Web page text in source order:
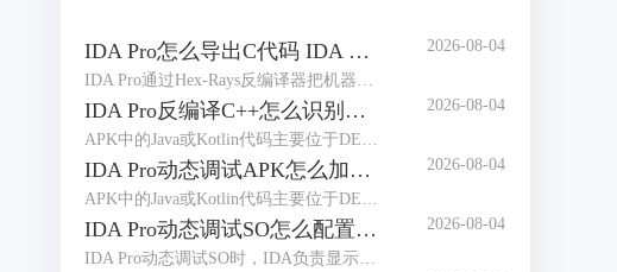
IDA Pro怎么导出C代码 IDA Pro导出的C代码缺少变量声明如何处理 2026-08-04
IDA Pro反编译C++怎么识别虚函数 IDA Pro虚函数调用关系显示错误如何调整 2026-08-04
IDA Pro动态调试APK怎么加载符号 IDA Pro调试APK时符号名称缺失如何补全 2026-08-04
IDA Pro动态调试SO怎么配置远程服务器 IDA Pro远程调试连接频繁中断如何处理 2026-08-04